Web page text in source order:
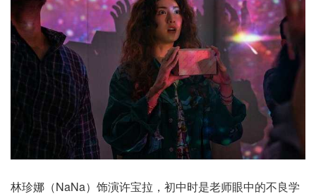
林珍娜（NaNa）饰演许宝拉，初中时是老师眼中的不良学